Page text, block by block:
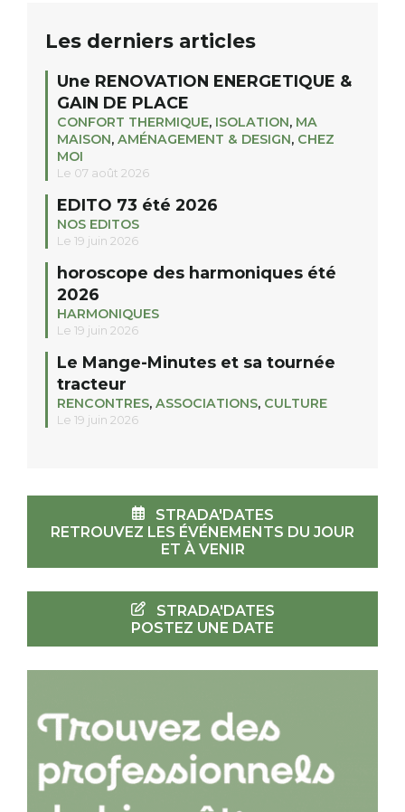
Les derniers articles
Une RENOVATION ENERGETIQUE &
GAIN DE PLACE
CONFORT THERMIQUE, ISOLATION, MA
MAISON, AMÉNAGEMENT & DESIGN, CHEZ
MOI
Le 07 août 2026
EDITO 73 été 2026
NOS EDITOS
Le 19 juin 2026
horoscope des harmoniques été
2026
HARMONIQUES
Le 19 juin 2026
Le Mange-Minutes et sa tournée
tracteur
RENCONTRES, ASSOCIATIONS, CULTURE
Le 19 juin 2026
STRADA'DATES
RETROUVEZ LES ÉVÉNEMENTS DU JOUR
ET À VENIR
STRADA'DATES
POSTEZ UNE DATE